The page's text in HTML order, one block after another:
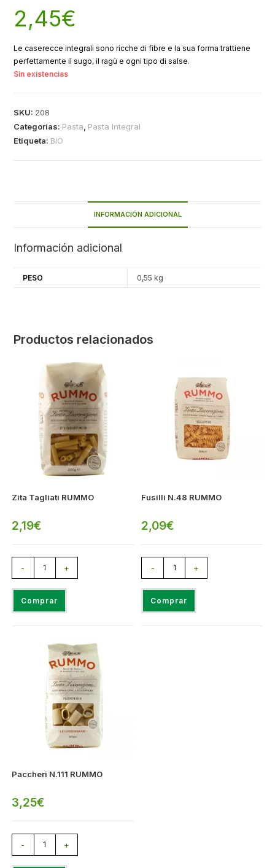
2,45€
Le caserecce integrali sono ricche di fibre e la sua forma trattiene
perfettamente il sugo, il ragù e ogni tipo di salse.
Sin existencias
SKU: 208
Categorías: Pasta Pasta Integral
Etiqueta: BIO
INFORMACIÓN ADICIONAL
Información adicional
PESO 0,55 kg
Productos relacionados
Zita Tagliati RUMMO
2,19€
- +
Comprar
Fusilli N.48 RUMMO
2,09€
- +
Comprar
Paccheri N.111 RUMMO
3,25€
- +